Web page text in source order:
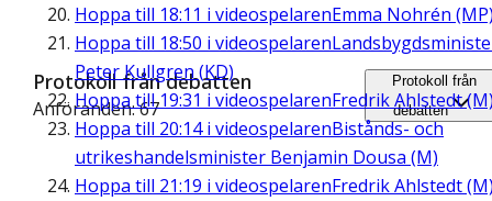
Hoppa till 18:11 i videospelarenEmma Nohrén
Hoppa till 18:50 i videospelaren
Peter Kullgren (KD)
Hoppa till19:31 i videospelarenFredrik Ahlstedt
Hoppa till 20:14i videospelarenBistånds- och
utrikeshandelsminister Benjamin Dousa (M)
Hoppa till 21:19 i videospelarenFredrik Ahlstedt
Protokoll från debatten
Anföranden: 67
Protokoll från
debatten